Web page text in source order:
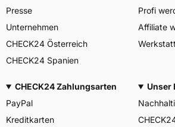
Presse
Unternehmen
CHECK24 Österreich
CHECK24 Spanien
Profi
Affiliate
CHECK24 Zahlungsarten
PayPal
Kreditkarten
Unser